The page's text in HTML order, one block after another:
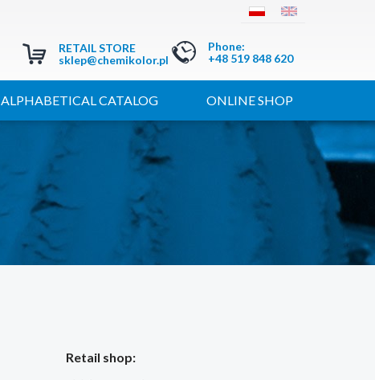
Phone:
+48 519 848 620
RETAIL STORE
sklep@chemikolor.pl
ALPHABETICAL CATALOG ONLINE SHOP
Retail shop: